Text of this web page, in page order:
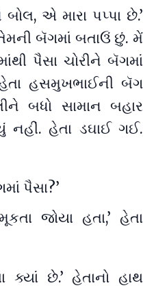
બોલ, એ મારા પપ્પા છે.’
બૅગમાં બતાઉં છું. મેં
પૈસા ચોરીને બૅગમાં
હસમુખભાઈની બૅગ
બધો સામાન બહાર
નહીં. હેતા ડઘાઈ ગઈ.
પૈસા?’
જોયા હતા,’ હેતા
છે.’ હેતાનો હાથ